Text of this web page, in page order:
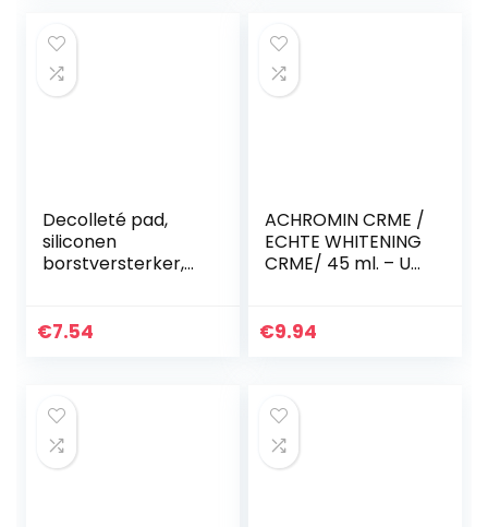
Decolleté pad,
siliconen
borstversterker,
lift borst patch
€7.54
ACHROMIN CRME /
ECHTE WHITENING
CRME/ 45 ml. – UV
herhaling van
€9.94